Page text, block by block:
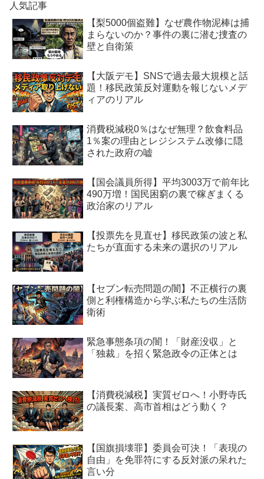
人気記事
【梨5000個盗難】なぜ農作物泥棒は捕
まらないのか？事件の裏に潜む捜査の
壁と自衛策
【大阪デモ】SNSで過去最大規模と話
題！移民政策反対運動を報じないメデ
ィアのリアル
消費税減税0％はなぜ無理？飲食料品
1％案の理由とレジシステム改修に隠
された政府の嘘
【国会議員所得】平均3003万で前年比
490万増！国民困窮の裏で稼ぎまくる
政治家のリアル
【投票先を見直せ】移民政策の波と私
たちが直面する未来の選択のリアル
【セブン転売問題の闇】不正横行の裏
側と利権構造から学ぶ私たちの生活防
衛術
緊急事態条項の闇！「財産没収」と
「独裁」を招く緊急政令の正体とは
【消費税減税】実質ゼロへ！小野寺氏
の議長案、高市首相はどう動く？
【国旗損壊罪】委員会可決！「表現の
自由」を免罪符にする反対派の呆れた
言い分